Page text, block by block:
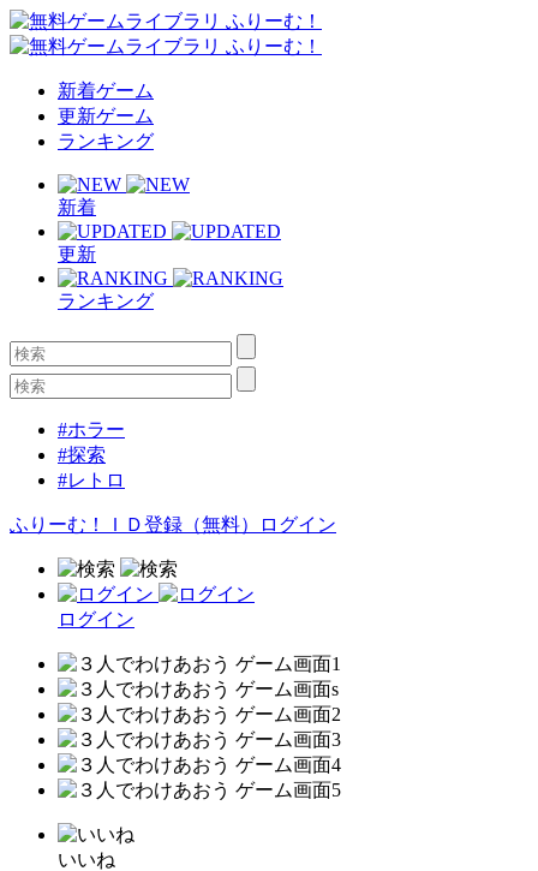
新着ゲーム
更新ゲーム
ランキング
新着
更新
ランキング
#ホラー
#探索
#レトロ
ふりーむ！ＩＤ登録（無料） ログイン
ログイン
いいね